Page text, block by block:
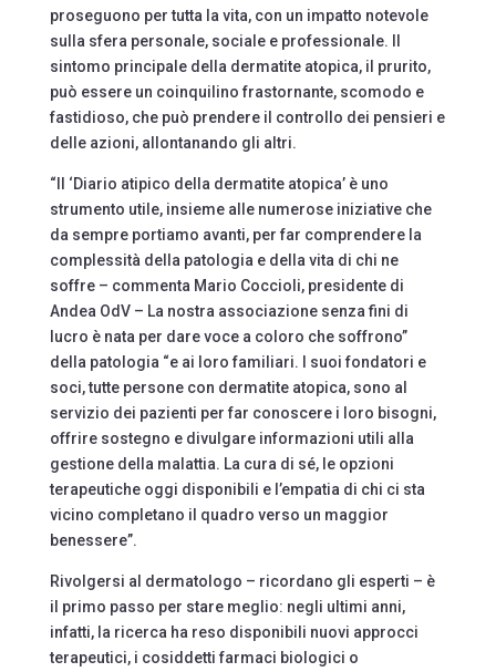
proseguono per tutta la vita, con un impatto notevole
sulla sfera personale, sociale e professionale. Il
sintomo principale della dermatite atopica, il prurito,
può essere un coinquilino frastornante, scomodo e
fastidioso, che può prendere il controllo dei pensieri e
delle azioni, allontanando gli altri.
“Il ‘Diario atipico della dermatite atopica’ è uno
strumento utile, insieme alle numerose iniziative che
da sempre portiamo avanti, per far comprendere la
complessità della patologia e della vita di chi ne
soffre – commenta Mario Coccioli, presidente di
Andea OdV – La nostra associazione senza fini di
lucro è nata per dare voce a coloro che soffrono”
della patologia “e ai loro familiari. I suoi fondatori e
soci, tutte persone con dermatite atopica, sono al
servizio dei pazienti per far conoscere i loro bisogni,
offrire sostegno e divulgare informazioni utili alla
gestione della malattia. La cura di sé, le opzioni
terapeutiche oggi disponibili e l’empatia di chi ci sta
vicino completano il quadro verso un maggior
benessere”.
Rivolgersi al dermatologo – ricordano gli esperti – è
il primo passo per stare meglio: negli ultimi anni,
infatti, la ricerca ha reso disponibili nuovi approcci
terapeutici, i cosiddetti farmaci biologici o